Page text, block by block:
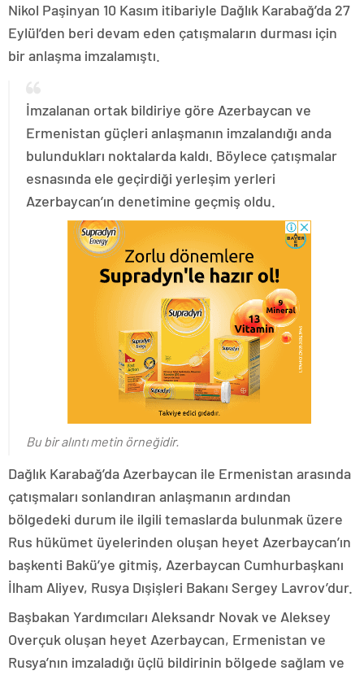
Nikol Paşinyan 10 Kasım itibariyle Dağlık Karabağ’da 27
Eylül’den beri devam eden çatışmaların durması için
bir anlaşma imzalamıştı.
İmzalanan ortak bildiriye göre Azerbaycan ve
Ermenistan güçleri anlaşmanın imzalandığı anda
bulundukları noktalarda kaldı. Böylece çatışmalar
esnasında ele geçirdiği yerleşim yerleri
Azerbaycan’ın denetimine geçmiş oldu.
Bu bir alıntı metin örneğidir.
Dağlık Karabağ’da Azerbaycan ile Ermenistan arasında
çatışmaları sonlandıran anlaşmanın ardından
bölgedeki durum ile ilgili temaslarda bulunmak üzere
Rus hükümet üyelerinden oluşan heyet Azerbaycan’ın
başkenti Bakü’ye gitmiş, Azerbaycan Cumhurbaşkanı
İlham Aliyev, Rusya Dışişleri Bakanı Sergey Lavrov’dur.
Başbakan Yardımcıları Aleksandr Novak ve Aleksey
Overçuk oluşan heyet Azerbaycan, Ermenistan ve
Rusya’nın imzaladığı üçlü bildirinin bölgede sağlam ve